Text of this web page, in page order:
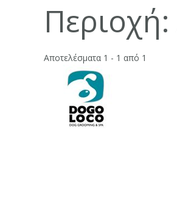
Περιοχή:
Αποτελέσματα 1 - 1 από 1